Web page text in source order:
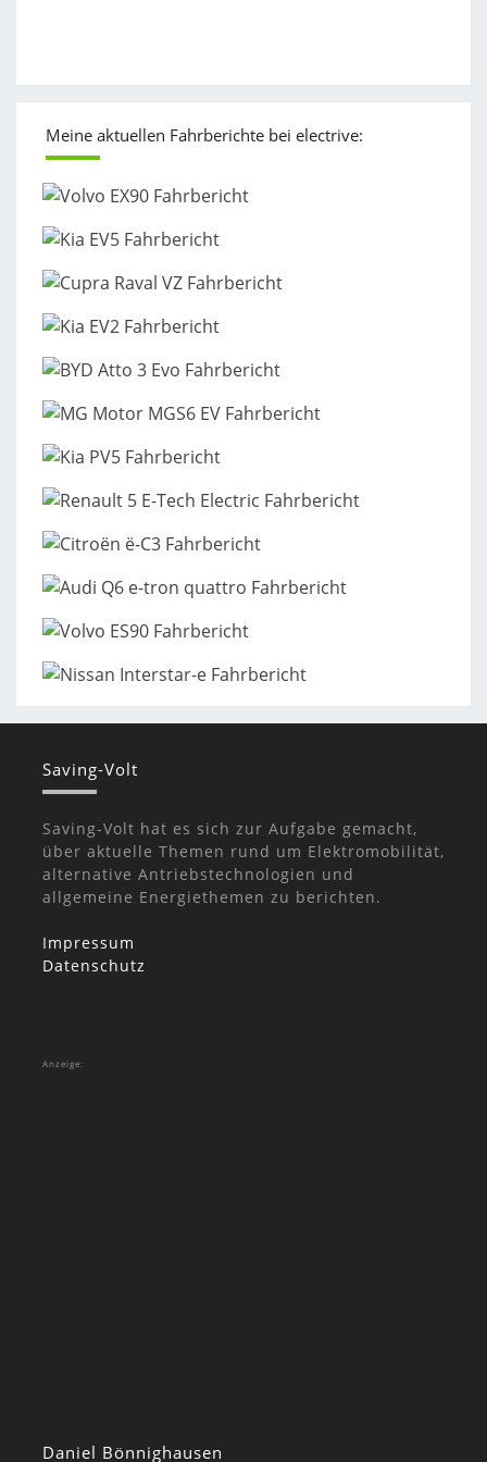
Meine aktuellen Fahrberichte bei electrive:
Saving-Volt
Saving-Volt hat es sich zur Aufgabe gemacht,
über aktuelle Themen rund um Elektromobilität,
alternative Antriebstechnologien und
allgemeine Energiethemen zu berichten.
Impressum
Datenschutz
Anzeige:
Daniel Bönnighausen